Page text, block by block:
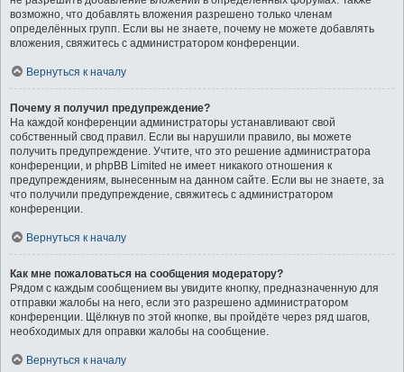
возможно, что добавлять вложения разрешено только членам
определённых групп. Если вы не знаете, почему не можете добавлять
вложения, свяжитесь с администратором конференции.
Вернуться к началу
Почему я получил предупреждение?
На каждой конференции администраторы устанавливают свой
собственный свод правил. Если вы нарушили правило, вы можете
получить предупреждение. Учтите, что это решение администратора
конференции, и phpBB Limited не имеет никакого отношения к
предупреждениям, вынесенным на данном сайте. Если вы не знаете, за
что получили предупреждение, свяжитесь с администратором
конференции.
Вернуться к началу
Как мне пожаловаться на сообщения модератору?
Рядом с каждым сообщением вы увидите кнопку, предназначенную для
отправки жалобы на него, если это разрешено администратором
конференции. Щёлкнув по этой кнопке, вы пройдёте через ряд шагов,
необходимых для оправки жалобы на сообщение.
Вернуться к началу